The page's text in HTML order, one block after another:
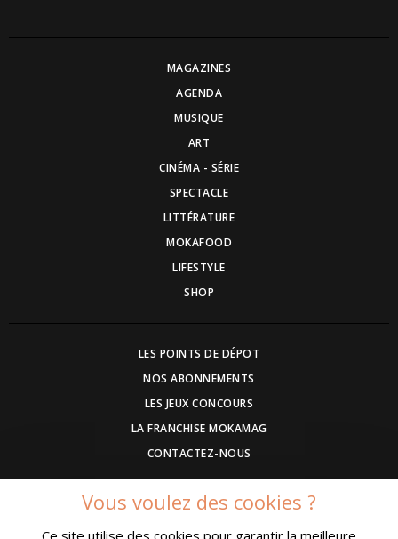
MAGAZINES
AGENDA
MUSIQUE
ART
CINÉMA - SÉRIE
SPECTACLE
LITTÉRATURE
MOKAFOOD
LIFESTYLE
SHOP
LES POINTS DE DÉPOT
NOS ABONNEMENTS
LES JEUX CONCOURS
LA FRANCHISE MOKAMAG
CONTACTEZ-NOUS
DEVENEZ ANNONCEUR
Vous voulez des cookies ?
Ce site utilise des cookies pour garantir la meilleure